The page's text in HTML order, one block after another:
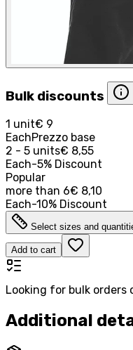
Bulk discounts
1 unit€ 9
EachPrezzo base
2 - 5 units€ 8,55
Each-5% Discount
Popular
more than 6€ 8,10
Each-10% Discount
Select sizes and
Add to cart
Looking for bulk
Additional